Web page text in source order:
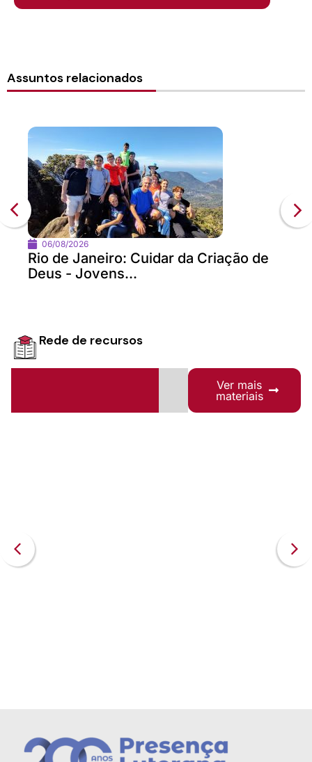
Assuntos relacionados
06/08/2026
Rio de Janeiro: Cuidar da Criação de
Deus - Jovens...
Rede de recursos
Ver mais
materiais